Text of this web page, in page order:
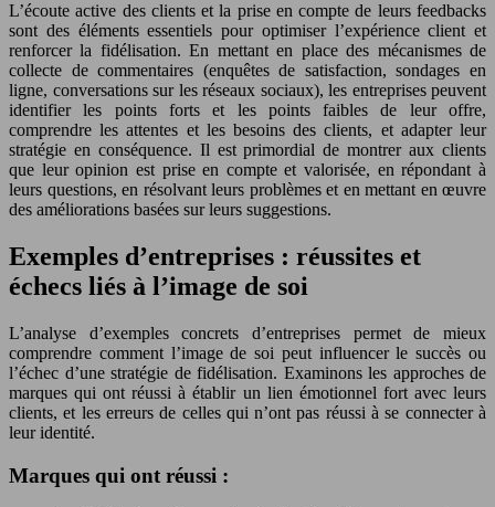
L’écoute active des clients et la prise en compte de leurs feedbacks
sont des éléments essentiels pour optimiser l’expérience client et
renforcer la fidélisation. En mettant en place des mécanismes de
collecte de commentaires (enquêtes de satisfaction, sondages en
ligne, conversations sur les réseaux sociaux), les entreprises peuvent
identifier les points forts et les points faibles de leur offre,
comprendre les attentes et les besoins des clients, et adapter leur
stratégie en conséquence. Il est primordial de montrer aux clients
que leur opinion est prise en compte et valorisée, en répondant à
leurs questions, en résolvant leurs problèmes et en mettant en œuvre
des améliorations basées sur leurs suggestions.
Exemples d’entreprises : réussites et
échecs liés à l’image de soi
L’analyse d’exemples concrets d’entreprises permet de mieux
comprendre comment l’image de soi peut influencer le succès ou
l’échec d’une stratégie de fidélisation. Examinons les approches de
marques qui ont réussi à établir un lien émotionnel fort avec leurs
clients, et les erreurs de celles qui n’ont pas réussi à se connecter à
leur identité.
Marques qui ont réussi :